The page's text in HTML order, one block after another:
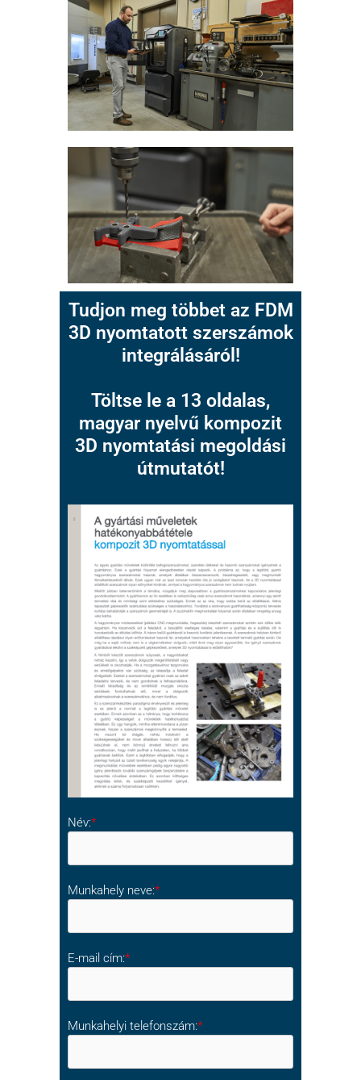
Tudjon meg többet az FDM
3D nyomtatott szerszámok
integrálásáról!
Töltse le a 13 oldalas,
magyar nyelvű kompozit
3D nyomtatási megoldási
útmutatót!
Név:*
Munkahely neve:*
E-mail cím:*
Munkahelyi telefonszám:*